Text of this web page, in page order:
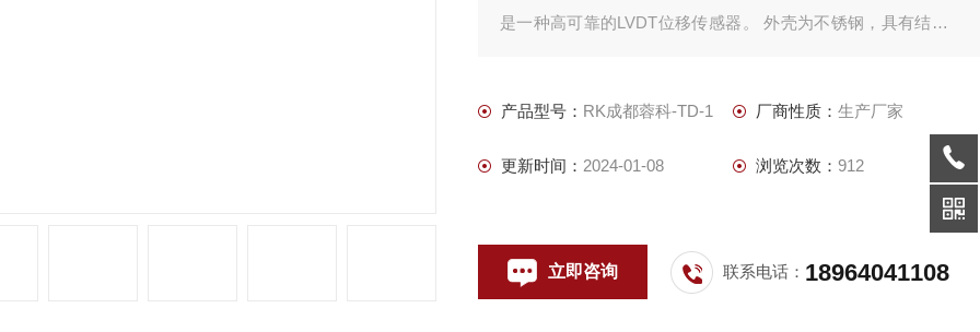
是一种高可靠的LVDT位移传感器。 外壳为不锈钢，具有结构简
产品型号： RK成都蓉科-TD-1 厂商性质： 生产厂家
更新时间： 2024-01-08 浏览次数： 912
立即咨询 联系电话： 18964041108